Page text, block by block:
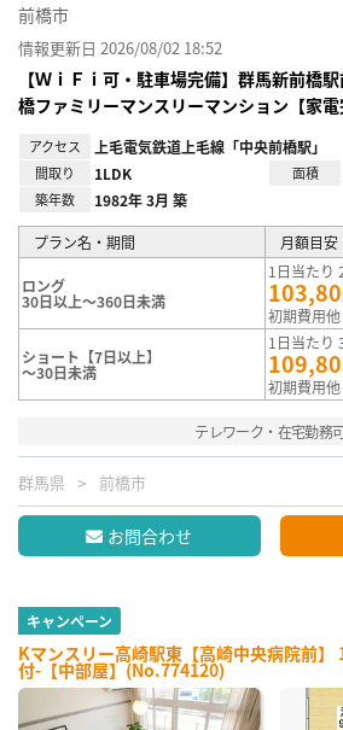
前橋市
情報更新日 2026/08/02 18:52
【ＷｉＦｉ可・駐車場完備】群馬新前橋
橋ファミリーマンスリーマンション【家電
アクセス 上毛電気鉄道上毛線「中央前橋駅」
間取り 1LDK 面積
築年数 1982年 3月 築
プラン名・期間 月額目安
ロング
30日以上～360日未満
1日当たり
初期費用
ショート【7日以上】
～30日未満
1日当たり
初期費用
テレワーク・在宅勤務
群馬県 前橋市
お問合わせ
キャンペーン
Kマンスリー高崎駅東【高崎中央病院前】
付-【中部屋】(No.774120)